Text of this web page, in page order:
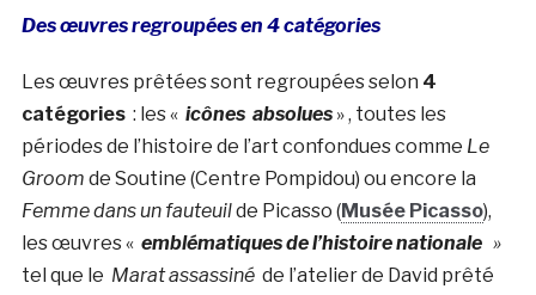
Des œuvres regroupées en 4 catégories
Les œuvres prêtées sont regroupées selon 4
catégories : les « icônes absolues» , toutes les
périodes de l’histoire de l’art confondues comme Le
Groom de Soutine (Centre Pompidou) ou encore la
Femme dans un fauteuilde Picasso (Musée Picasso),
les œuvres « emblématiques de l’histoire nationale»
tel que le Marat assassinéde l’atelier de David prêté